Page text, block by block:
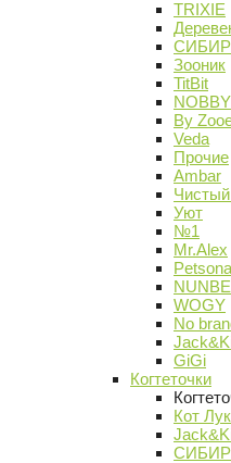
TRIXIE
Зооник
TitBit
NOBBY
By
Veda
Прочие
Ambar
Чистый
Уют
№1
Mr.Alex
Petsona
WOGY
No
GiGi
Когтеточки
Кот